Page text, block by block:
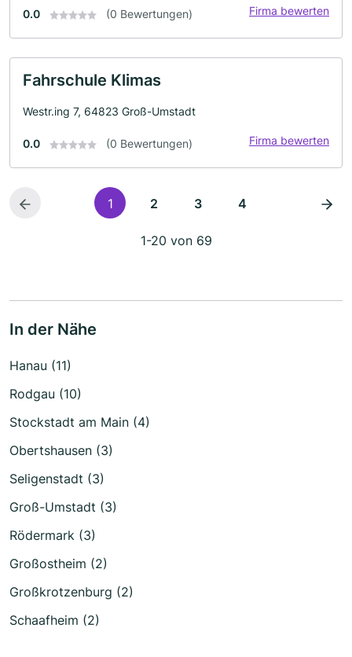
0.0 (0 Bewertungen) Firma bewerten
Fahrschule Klimas
Westr.ing 7, 64823 Groß-Umstadt
0.0 (0 Bewertungen) Firma bewerten
1 2 3 4
1-20 von 69
In der Nähe
Hanau (11)
Rodgau (10)
Stockstadt am Main (4)
Obertshausen (3)
Seligenstadt (3)
Groß-Umstadt (3)
Rödermark (3)
Großostheim (2)
Großkrotzenburg (2)
Schaafheim (2)